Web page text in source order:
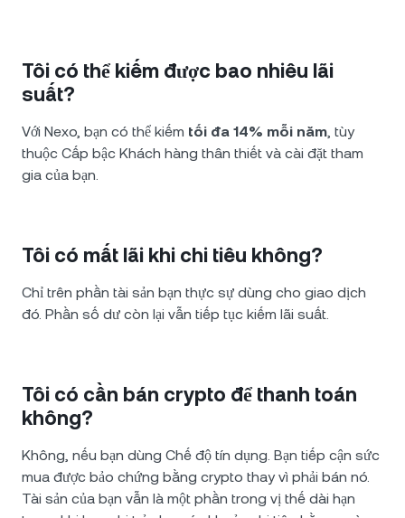
Tôi có thể kiếm được bao nhiêu lãi
suất?
Với Nexo, bạn có thể kiếm tối đa 14% mỗi năm, tùy
thuộc Cấp bậc Khách hàng thân thiết và cài đặt tham
gia của bạn.
Tôi có mất lãi khi chi tiêu không?
Chỉ trên phần tài sản bạn thực sự dùng cho giao dịch
đó. Phần số dư còn lại vẫn tiếp tục kiếm lãi suất.
Tôi có cần bán crypto để thanh toán
không?
Không, nếu bạn dùng Chế độ tín dụng. Bạn tiếp cận sức
mua được bảo chứng bằng crypto thay vì phải bán nó.
Tài sản của bạn vẫn là một phần trong vị thế dài hạn